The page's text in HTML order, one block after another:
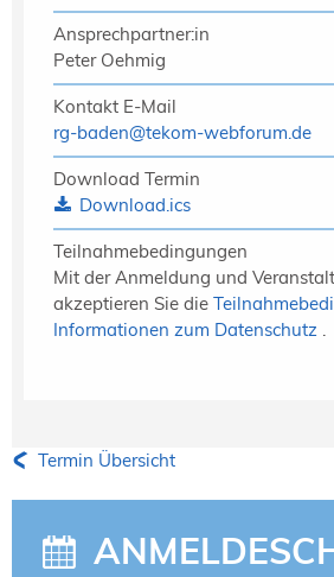
Ansprechpartner:in
Peter Oehmig
Kontakt E-Mail
rg-baden@tekom-webforum.de
Download Termin
Download.ics
Teilnahmebedingungen
Mit der Anmeldung und
akzeptieren Sie die
Informationen zum Datenschutz .
Termin Übersicht